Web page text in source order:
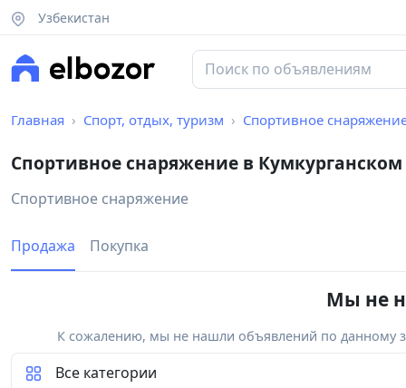
Узбекистан
Главная Спорт, отдых, туризм Спортивное
Спортивное снаряжение в
Спортивное снаряжение
Продажа Покупка
Мы не
К сожалению, мы не нашли объявлений по данному
Все категории